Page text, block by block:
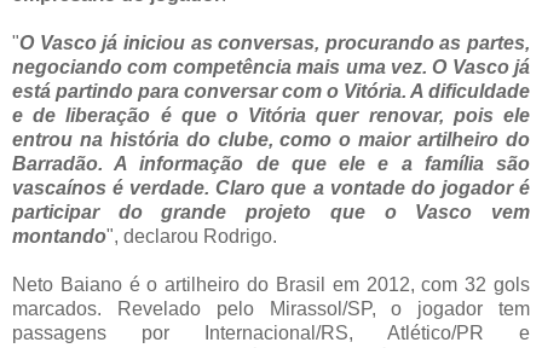
"O Vasco já iniciou as conversas, procurando as partes,
negociando com competência mais uma vez. O Vasco já
está partindo para conversar com o Vitória. A dificuldade
e de liberação é que o Vitória quer renovar, pois ele
entrou na história do clube, como o maior artilheiro do
Barradão. A informação de que ele e a família são
vascaínos é verdade. Claro que a vontade do jogador é
participar do grande projeto que o Vasco vem
montando", declarou Rodrigo.
Neto Baiano é o artilheiro do Brasil em 2012, com 32 gols
marcados. Revelado pelo Mirassol/SP, o jogador tem
passagens por Internacional/RS, Atlético/PR e